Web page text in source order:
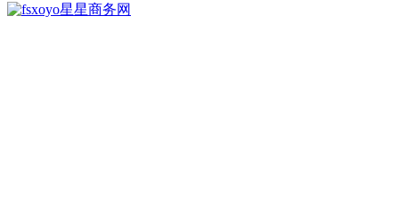
星星商务网